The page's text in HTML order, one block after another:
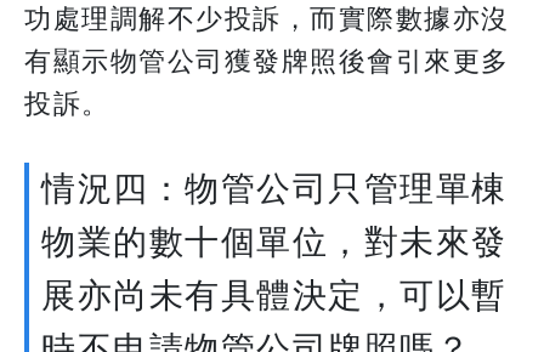
功處理調解不少投訴，而實際數據亦沒
有顯示物管公司獲發牌照後會引來更多
投訴。
情況四：物管公司只管理單棟
物業的數十個單位，對未來發
展亦尚未有具體決定，可以暫